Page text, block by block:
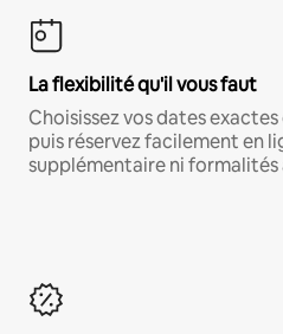
La flexibilité qu'il vous faut
Choisissez vos dates
puis réservez facilement en
supplémentaire ni